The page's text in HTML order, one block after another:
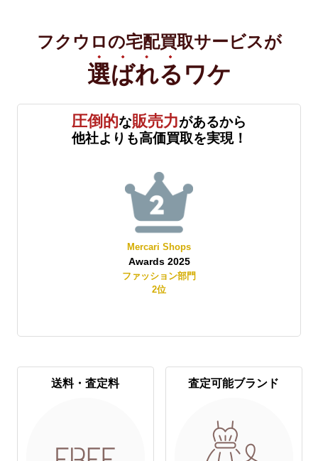
フクウロの宅配買取サービスが
選ばれる ワケ
圧倒的な販売力があるから
他社よりも高価買取を実現！
Mercari Shops
Awards 2025
ファッション部門
2位
送料・査定料 査定可能ブランド